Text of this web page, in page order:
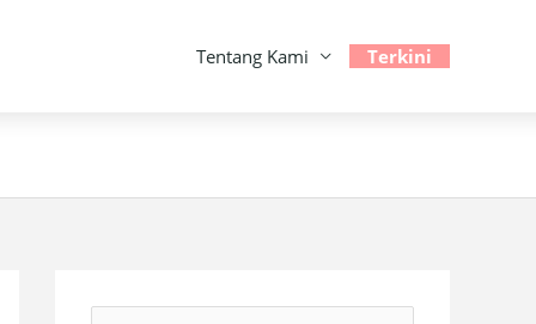
Tentang Kami Terkini